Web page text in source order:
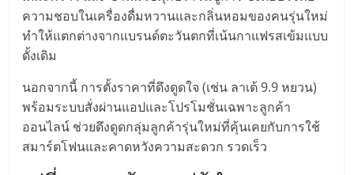
น้อย
คืน
ทุน
ไว,
ความชอบในเครื่องดื่มหวานและกลิ่นหอมของคนรุ่นใหม่
ทำให้แตกต่างจากแบรนด์ตะวันตกที่เน้นกาแฟรสเข้มแบบ
ดั้งเดิม
นอกจากนี้ การตั้งราคาที่ดึงดูดใจ (เช่น ลาเต้ 9.9 หยวน)
พร้อมระบบสั่งผ่านแอปและโปรโมชั่นเฉพาะลูกค้า
ออนไลน์ ช่วยดึงดูดกลุ่มลูกค้ารุ่นใหม่ที่คุ้นเคยกับการใช้
สมาร์ตโฟนและคาดหวังความสะดวก รวดเร็ว